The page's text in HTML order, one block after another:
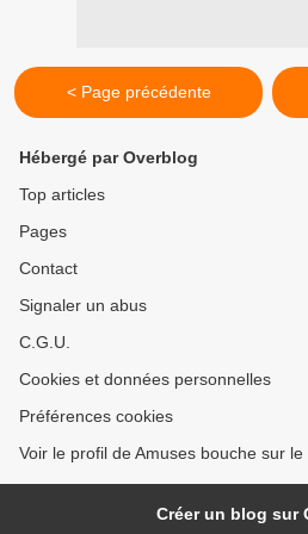
< Page précédente
Hébergé par Overblog
Top articles
Pages
Contact
Signaler un abus
C.G.U.
Cookies et données personnelles
Préférences cookies
Voir le profil de Amuses bouche sur
Créer un blog sur